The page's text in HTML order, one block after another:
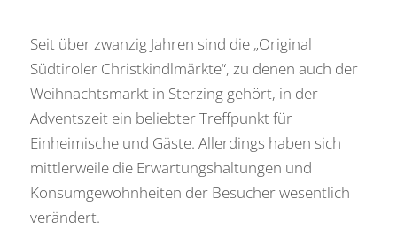
Seit über zwanzig Jahren sind die „Original
Südtiroler Christkindlmärkte“, zu denen auch der
Weihnachtsmarkt in Sterzing gehört, in der
Adventszeit ein beliebter Treffpunkt für
Einheimische und Gäste. Allerdings haben sich
mittlerweile die Erwartungshaltungen und
Konsumgewohnheiten der Besucher wesentlich
verändert.